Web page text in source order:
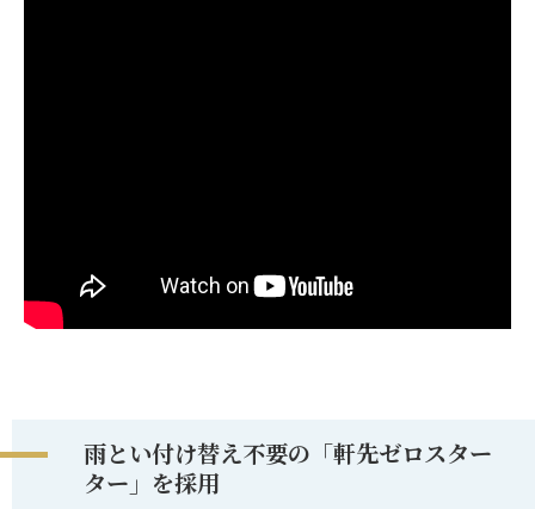
雨とい付け替え不要の「軒先ゼロスター
ター」を採用